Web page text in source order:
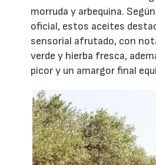
morruda y arbequina.
oficial, estos aceites
sensorial afrutado, con
verde y hierba fresca,
picor y un amargor final